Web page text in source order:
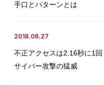
手口とパターンとは
2018.06.27
不正アクセスは2.16秒に1
サイバー攻撃の猛威